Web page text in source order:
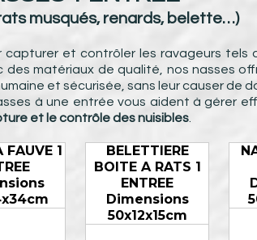
musqués, renards, belette…)
et contrôler les ravageurs tels
matériaux de qualité, nos nasses
et sécurisée, sans leur causer de
à une entrée vous aident à gérer
et le contrôle des nuisibles
FAUVE 1
BELETTIERE
BOITE A RATS 1
ENTREE
Dimensions
50x12x15cm